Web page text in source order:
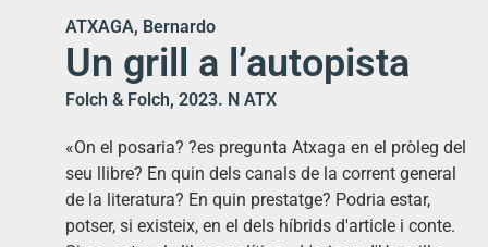
ATXAGA, Bernardo
Un grill a l’autopista
Folch & Folch, 2023. N ATX
«On el posaria? ?es pregunta Atxaga en el pròleg del
seu llibre? En quin dels canals de la corrent general
de la literatura? En quin prestatge? Podria estar,
potser, si existeix, en el dels híbrids d'article i conte.